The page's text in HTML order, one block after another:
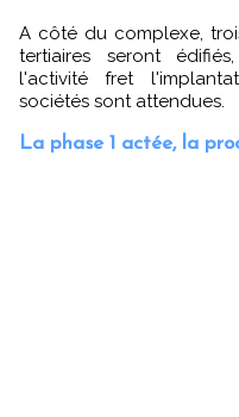
A côté du complexe,
tertiaires seront
l'activité fret
sociétés sont attendues.
La phase 1 actée, la